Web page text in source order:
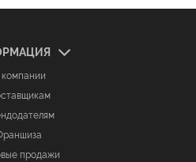
продажи